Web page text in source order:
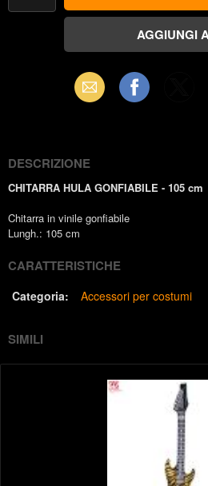
Email Facebook
DESCRIZIONE
CHITARRA HULA GONFIABILE - 105 cm
Chitarra in vinile gonfiabile
Lungh.: 105 cm
CARATTERISTICHE
Categoria: Accessori per costumi
SIMILI